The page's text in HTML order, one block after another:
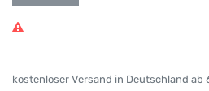
kostenloser Versand in Deutschland ab